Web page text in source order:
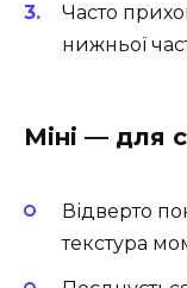
Часто
нижньої
Міні — для
Відверто
текстура